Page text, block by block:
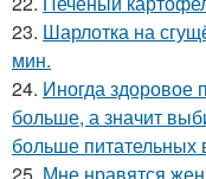
23. Шарлотка на
мин.
24. Иногда здоровое
больше, а значит
больше питательных
25. Мне нравятся